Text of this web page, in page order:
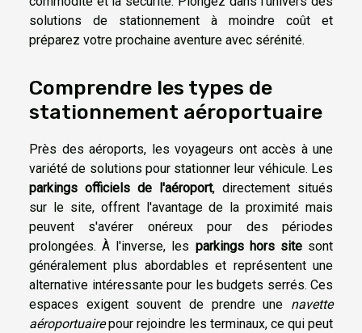
solutions de stationnement à moindre coût et
préparez votre prochaine aventure avec sérénité.
Comprendre les types de
stationnement aéroportuaire
Près des aéroports, les voyageurs ont accès à une
variété de solutions pour stationner leur véhicule. Les
parkings officiels de l'aéroport, directement situés
sur le site, offrent l'avantage de la proximité mais
peuvent s'avérer onéreux pour des périodes
prolongées. À l'inverse, les parkings hors sitesont
généralement plus abordables et représentent une
alternative intéressante pour les budgets serrés. Ces
espaces exigent souvent de prendre une navette
aéroportuairepour rejoindre les terminaux, ce qui peut